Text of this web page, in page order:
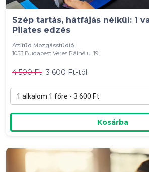
Szép tartás, hátfájás nélkül: 1
Pilates edzés
Attitűd Mozgásstúdió
1053 Budapest Veres Pálné u. 19
4 500 Ft 3 600 Ft-tól
1 alkalom 1 főre - 3 600 Ft
Kosárba